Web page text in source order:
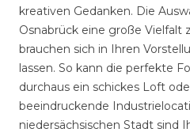
kreativen Gedanken. Die
Osnabrück eine große Vielfalt
brauchen sich in Ihren
lassen. So kann die perfekte
durchaus ein schickes Loft
beeindruckende
niedersächsischen Stadt sind